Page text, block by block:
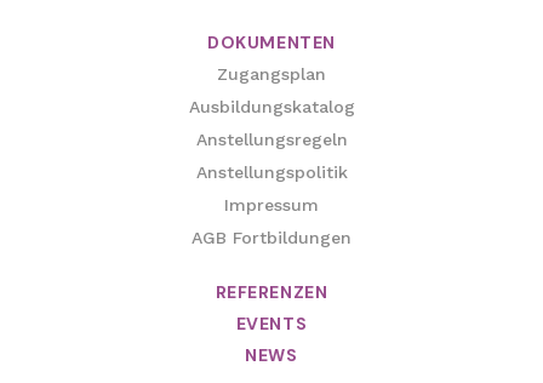
DOKUMENTEN
Zugangsplan
Ausbildungskatalog
Anstellungsregeln
Anstellungspolitik
Impressum
AGB Fortbildungen
REFERENZEN
EVENTS
NEWS